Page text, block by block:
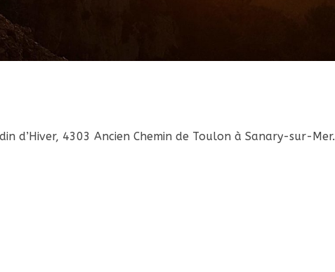
d’Hiver, 4303 Ancien Chemin de Toulon à Sanary-sur-Mer.